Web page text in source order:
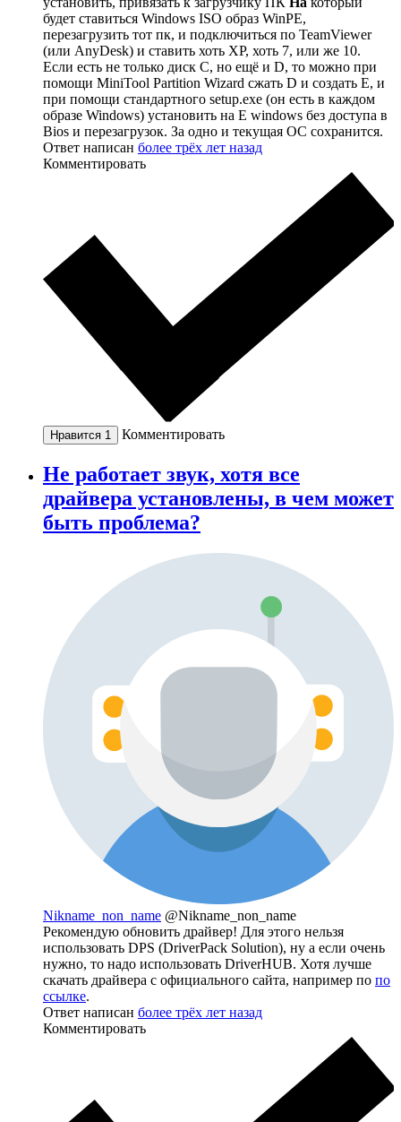
будет ставиться Windows ISO образ WinPE,
перезагрузить тот пк, и подключиться по TeamViewer
(или AnyDesk) и ставить хоть XP, хоть 7, или же 10.
Если есть не только диск C, но ещё и D, то можно при
помощи MiniTool Partition Wizard сжать D и создать E, и
при помощи стандартного setup.exe (он есть в каждом
образе Windows) установить на E windows без доступа в
Bios и перезагрузок. За одно и текущая ОС сохранится.
Ответ написан более трёх лет назад
Комментировать
Нравится 1 Комментировать
Не работает звук, хотя все
драйвера установлены, в чем может
быть проблема?
Nikname_non_name @Nikname_non_name
Рекомендую обновить драйвер! Для этого нельзя
использовать DPS (DriverPack Solution), ну а если очень
нужно, то надо использовать DriverHUB. Хотя лучше
скачать драйвера с официального сайта, например по по
ссылке.
Ответ написан более трёх лет назад
Комментировать